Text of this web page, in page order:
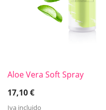
Aloe Vera Soft Spray
17,10€
Iva incluido